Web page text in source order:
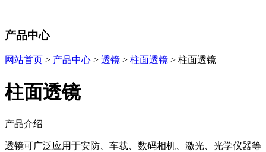
产品中心
网站首页 > 产品中心 > 透镜 > 柱面透镜 > 柱面透镜
柱面透镜
产品介绍
透镜可广泛应用于安防、车载、数码相机、激光、光学仪器等